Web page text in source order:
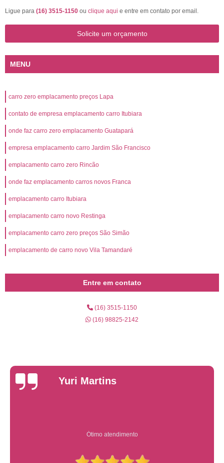
Ligue para (16) 3515-1150 ou clique aqui e entre em contato por email.
Solicite um orçamento
MENU
carro zero emplacamento preços Lapa
contato de empresa emplacamento carro Itubiara
onde faz carro zero emplacamento Guatapará
empresa emplacamento carro Jardim São Francisco
emplacamento carro zero Rincão
onde faz emplacamento carros novos Franca
emplacamento carro Itubiara
emplacamento carro novo Restinga
emplacamento carro zero preços São Simão
emplacamento de carro novo Vila Tamandaré
Entre em contato
(16) 3515-1150
(16) 98825-2142
Yuri Martins
Ótimo atendimento